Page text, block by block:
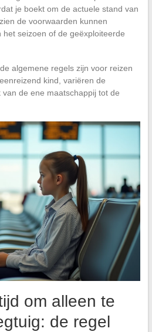
je boekt om de actuele stand van
de voorwaarden kunnen
seizoen of de geëxploiteerde
algemene regels zijn voor reizen
kind, variëren de
de ene maatschappij tot de
om alleen te
de regel